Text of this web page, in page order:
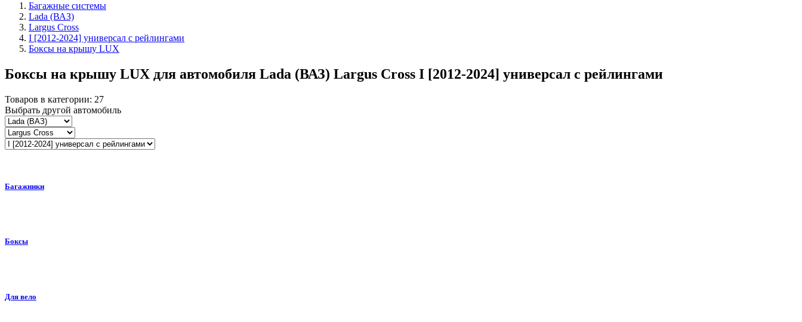
Багажные системы
Lada (ВАЗ)
Largus Cross
I [2012-2024] универсал с рейлингами
Боксы на крышу LUX
Боксы на крышу LUX для автомобиля Lada (ВАЗ) Largus Cross I [2012-2024] универсал с рейлингами
Товаров в категории: 27
Выбрать другой автомобиль
Багажники
Боксы
Для вело